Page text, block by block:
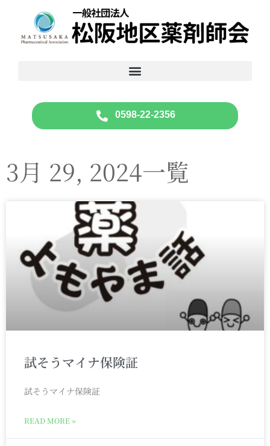
0598-22-2356
3月 29, 2024一覧
試そうマイナ保険証
試そうマイナ保険証
READ MORE »